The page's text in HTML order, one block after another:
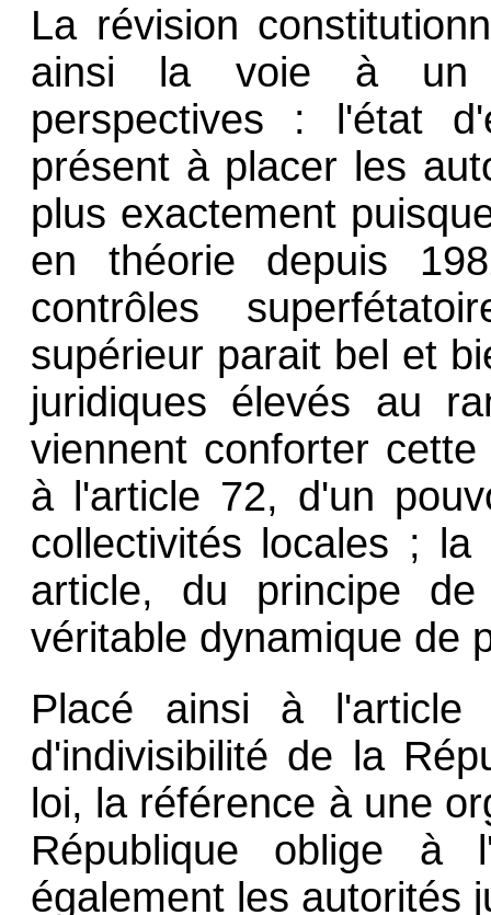
La révision
ainsi la voie à un
perspectives : l'état
présent à placer les
plus exactement
en théorie depuis
contrôles
supérieur parait bel et
juridiques élevés au
viennent conforter
à l'article 72, d'un
collectivités locales ;
article, du principe
véritable dynamique de
Placé ainsi à l'article
d'indivisibilité de la
loi, la référence à une
République oblige à
également les autorités